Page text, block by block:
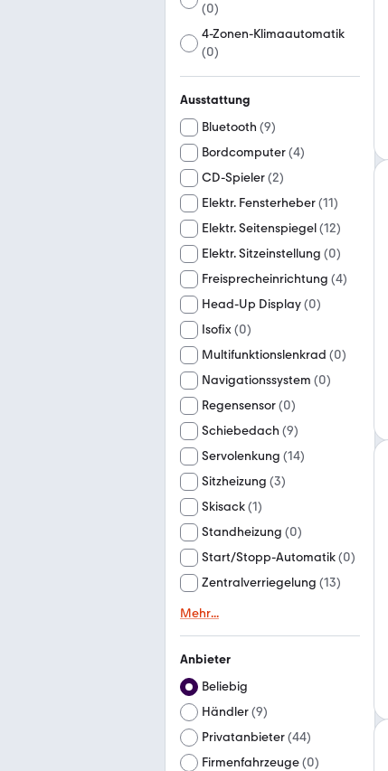
(0)
4-Zonen-Klimaautomatik
(0)
Ausstattung
Bluetooth (9)
Bordcomputer(4)
CD-Spieler(2)
Elektr. Fensterheber(11)
Elektr. Seitenspiegel(12)
Elektr. Sitzeinstellung (0)
Freisprecheinrichtung (4)
Head-Up Display(0)
Isofix(0)
Multifunktionslenkrad (0)
Navigationssystem (0)
Regensensor(0)
Schiebedach (9)
Servolenkung (14)
Sitzheizung (3)
Skisack(1)
Standheizung (0)
Start/Stopp-Automatik(0)
Zentralverriegelung (13)
Mehr...
Anbieter
Beliebig
Händler(9)
Privatanbieter(44)
Firmenfahrzeuge(0)